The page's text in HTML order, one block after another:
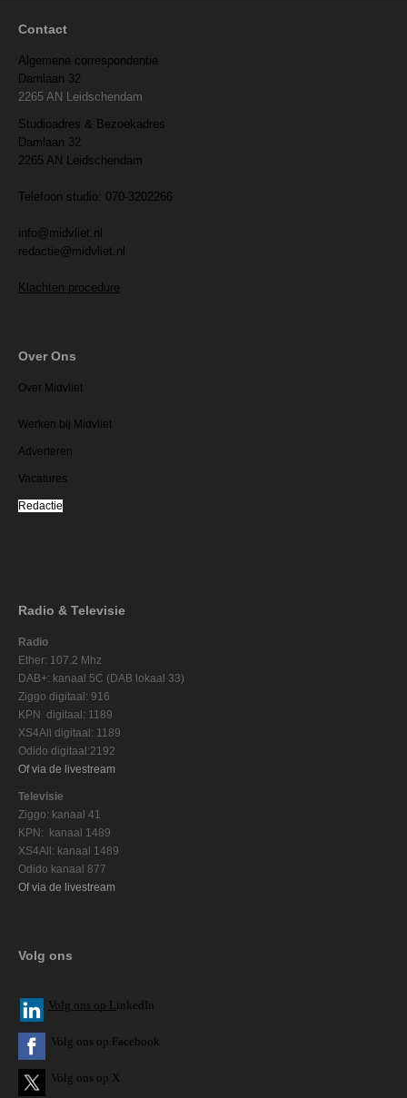
Contact
Algemene correspondentie
Damlaan 32
2265 AN Leidschendam
Studioadres & Bezoekadres
Damlaan 32
2265 AN Leidschendam
Telefoon studio: 070-3202266
info@midvliet.nl
redactie@midvliet.nl
Klachten procedure
Over Ons
Over Midvliet
Werken bij Midvliet
Adverteren
Vacatures
Redactie
Radio & Televisie
Radio
Ether: 107.2 Mhz
DAB+: kanaal 5C (DAB lokaal 33)
Ziggo digitaal: 916
KPN digitaal: 1189
XS4All digitaal: 1189
Odido digitaal:2192
Of via de livestream
Televisie
Ziggo: kanaal 41
KPN: kanaal 1489
XS4All: kanaal 1489
Odido kanaal 877
Of via de livestream
Volg ons
Volg ons op L inkedIn
Volg ons op Facebook
Volg ons op X